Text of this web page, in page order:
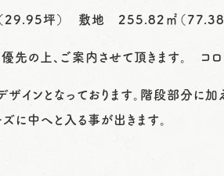
坪） 敷地 255.82㎡（77.38
先の上、ご案内させて頂きます。 コ
ザインとなっております。階段部分
に中へと入る事が出きます。